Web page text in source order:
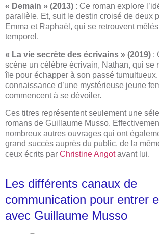
« Demain » (2013) : Ce roman explore
parallèle. Et, suit le destin croisé de deux
Emma et Raphaël, qui se retrouvent
temporel.
« La vie secrète des écrivains » (2019) :
scène un célèbre écrivain, Nathan, qui se
île pour échapper à son passé tumultueux.
connaissance d’une mystérieuse jeune
commencent à se dévoiler.
Ces titres représentent seulement une
romans de Guillaume Musso.
nombreux autres ouvrages qui ont
grand succès auprès du public, de la
ceux écrits par Christine Angotavant lui.
Les différents canaux de
communication pour entrer
avec Guillaume Musso